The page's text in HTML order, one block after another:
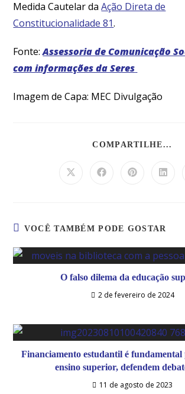
Medida Cautelar daAção Direta de
Constitucionalidade 81.
Fonte:Assessoria de Comunicação
com informações da Seres
Imagem de Capa: MEC Divulgação
COMPARTILHE...
VOCÊ TAMBÉM PODE GOSTAR
O falso dilema da educação
2 de fevereiro de 2024
Financiamento estudantil é
ensino superior, defendem
11 de agosto de 2023